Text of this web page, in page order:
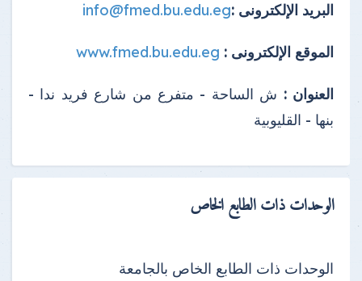
البريد الإلكترونى :info@fmed.bu.edu.eg
الموقع الإلكترونى : www.fmed.bu.edu.eg
العنوان : ش الساحة - متفرع من شارع فريد ندا -
بنها - القليوبية
الوحدات ذات الطابع الخاص
الوحدات ذات الطابع الخاص بالجامعة